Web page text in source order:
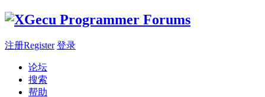
注册Register 登录
论坛
搜索
帮助